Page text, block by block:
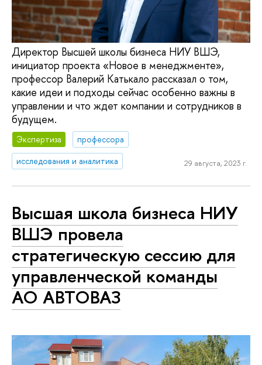
Директор Высшей школы бизнеса НИУ ВШЭ,
инициатор проекта «Новое в менеджменте»,
профессор Валерий Катькало рассказал о том,
какие идеи и подходы сейчас особенно важны в
управлении и что ждет компании и сотрудников в
будущем.
Экспертиза
профессора
исследования и аналитика
29 августа, 2023 г.
Высшая школа бизнеса НИУ
ВШЭ провела
стратегическую сессию для
управленческой команды
АО АВТОВАЗ